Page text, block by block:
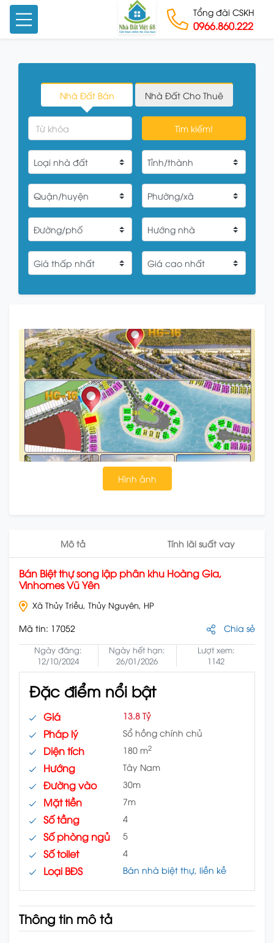
Tổng đài CSKH
0966.860.222
Nhà Đất Bán Nhà Đất Cho Thuê
Tìm kiếm!
Hình ảnh
Mô tả Tính lãi suất vay
Bán Biệt thự song lập phân khu Hoàng Gia,
Vinhomes Vũ Yên
Xã Thủy Triều, Thủy Nguyên, HP
Mã tin: 17052 Chia sẻ
Ngày đăng:
12/10/2024
Ngày hết hạn:
26/01/2026
Lượt xem:
1142
Đặc điểm nổi bật
Giá 13.8 Tỷ
Pháp lý Sổ hồng chính chủ
Diện tích 180 m2
Hướng Tây Nam
Đường vào 30m
Mặt tiền 7m
Số tầng 4
Số phòng ngủ 5
Số toilet 4
Loại BĐS Bán nhà biệt thự, liền kề
Thông tin mô tả